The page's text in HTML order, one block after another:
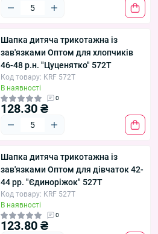
Шапка дитяча трикотажна із
зав'язками Оптом для хлопчиків
46-48 р.н. "Цуценятко" 572T
Код товару: KRF 572T
В наявності
0
128.30 ₴
Шапка дитяча трикотажна із
зав'язками Оптом для дівчаток 42-
44 рр. "Єдиноріжок" 527T
Код товару: KRF 527T
В наявності
0
123.80 ₴